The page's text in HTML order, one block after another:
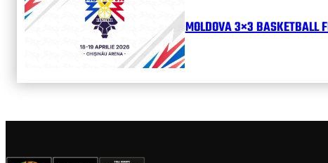
MOLDOVA 3×3 BASKETBALL